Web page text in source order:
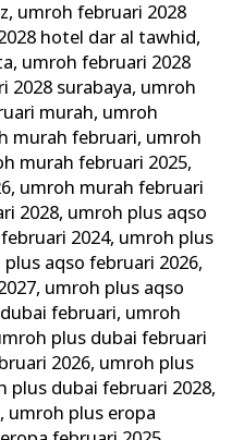
, umroh februari 2028
hotel dar al tawhid,
, umroh februari 2028
2028 surabaya, umroh
murah, umroh
murah februari, umroh
murah februari 2025,
, umroh murah februari
2028, umroh plus aqso
2024, umroh plus
aqso februari 2026,
, umroh plus aqso
februari, umroh
plus dubai februari
2026, umroh plus
plus dubai februari 2028,
, umroh plus eropa